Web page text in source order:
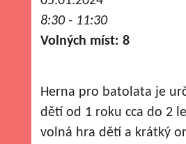
8:30 - 11:30
Volných míst: 8
Herna pro batolata je
dětí od 1 roku cca do 2
volná hra dětí a krátký